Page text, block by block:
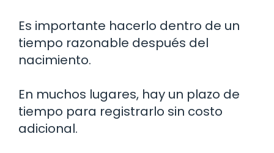
Es importante hacerlo dentro de un
tiempo razonable después del
nacimiento.
En muchos lugares, hay un plazo de
tiempo para registrarlo sin costo
adicional.